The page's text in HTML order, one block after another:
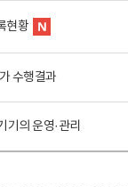
현황
수행결과
기의 운영·관리